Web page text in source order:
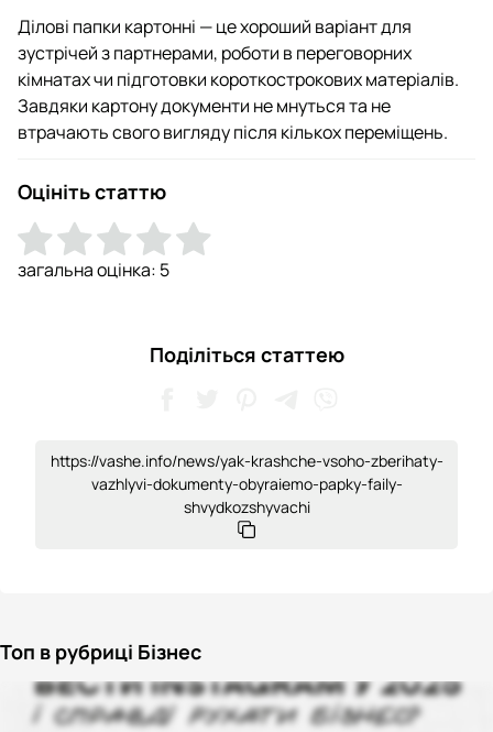
Ділові папки картонні — це хороший варіант для
зустрічей з партнерами, роботи в переговорних
кімнатах чи підготовки короткострокових матеріалів.
Завдяки картону документи не мнуться та не
втрачають свого вигляду після кількох переміщень.
Оцініть статтю
загальна оцінка: 5
Поділіться статтею
https://vashe.info/news/yak-krashche-vsoho-zberihaty-
vazhlyvi-dokumenty-obyraiemo-papky-faily-
shvydkozshyvachi
Топ в рубриці Бізнес